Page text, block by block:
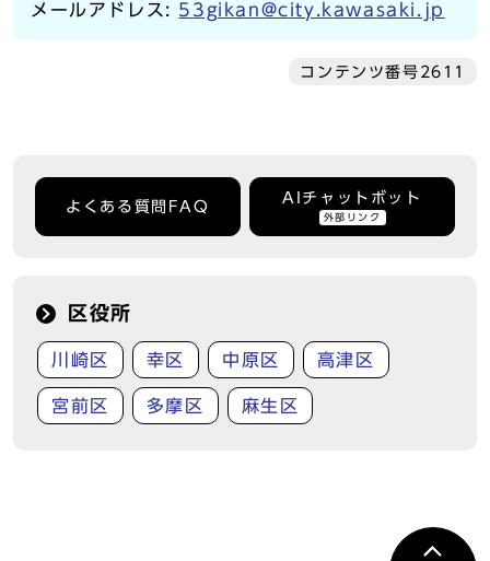
メールアドレス: 53gikan@city.kawasaki.jp
コンテンツ番号2611
よくある質問FAQ
AIチャットボット
外部リンク
区役所
川崎区 幸区 中原区 高津区
宮前区 多摩区 麻生区